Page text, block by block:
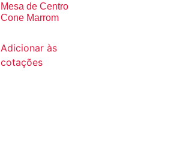
Mesa de Centro
Cone Marrom
Adicionar às
cotações